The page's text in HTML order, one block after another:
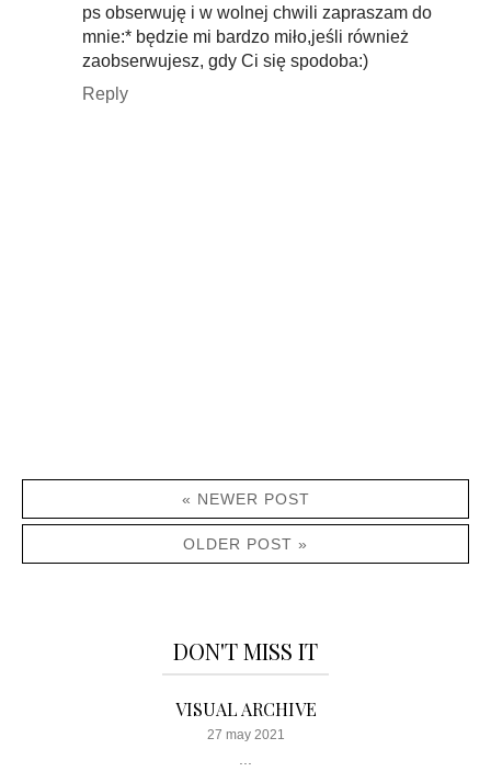
ps obserwuję i w wolnej chwili zapraszam do
mnie:* będzie mi bardzo miło,jeśli również
zaobserwujesz, gdy Ci się spodoba:)
Reply
« NEWER POST
OLDER POST »
DON'T MISS IT
VISUAL ARCHIVE
27 may 2021